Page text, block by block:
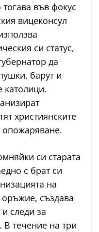
във фокус
вицеконсул
си статус,
да
барут и
католици.
християнските
опожаряване.
си старата
с брат си
на
оръжие, създава
следи за
В течение на три